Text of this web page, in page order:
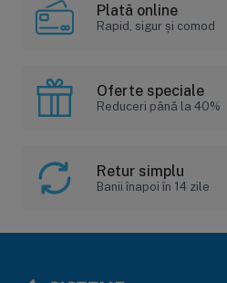
Plată online
Rapid, sigur și comod
Oferte speciale
Reduceri până la 40%
Retur simplu
Banii înapoi în 14 zile